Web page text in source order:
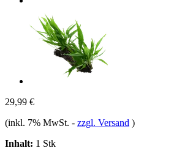
29,99 €
(inkl. 7% MwSt. - zzgl. Versand )
Inhalt: 1 Stk